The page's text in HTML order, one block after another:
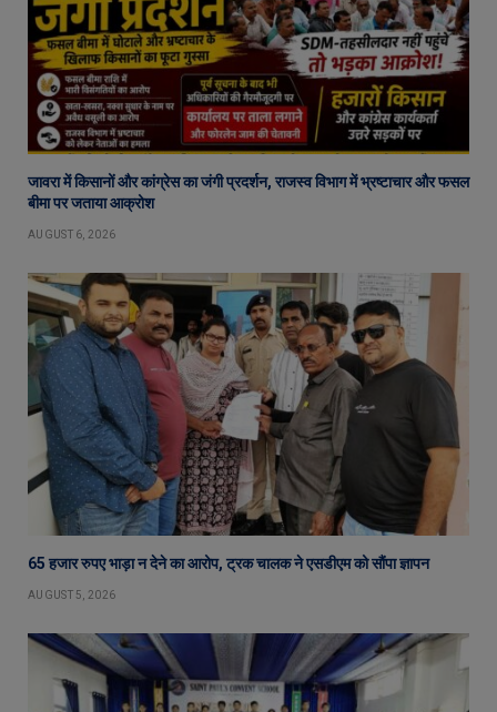
जावरा में किसानों और कांग्रेस का जंगी प्रदर्शन, राजस्व विभाग में भ्रष्टाचार और फसल
बीमा पर जताया आक्रोश
AUGUST 6, 2026
65 हजार रुपए भाड़ा न देने का आरोप, ट्रक चालक ने एसडीएम को सौंपा ज्ञापन
AUGUST 5, 2026